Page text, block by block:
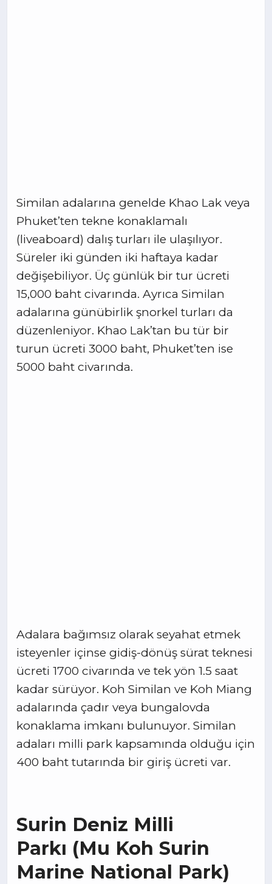
Similan adalarına genelde Khao Lak veya
Phuket’ten tekne konaklamalı
(liveaboard) dalış turları ile ulaşılıyor.
Süreler iki günden iki haftaya kadar
değişebiliyor. Üç günlük bir tur ücreti
15,000 baht civarında. Ayrıca Similan
adalarına günübirlik şnorkel turları da
düzenleniyor. Khao Lak’tan bu tür bir
turun ücreti 3000 baht, Phuket’ten ise
5000 baht civarında.
Adalara bağımsız olarak seyahat etmek
isteyenler içinse gidiş-dönüş sürat teknesi
ücreti 1700 civarında ve tek yön 1.5 saat
kadar sürüyor. Koh Similan ve Koh Miang
adalarında çadır veya bungalovda
konaklama imkanı bulunuyor. Similan
adaları milli park kapsamında olduğu için
400 baht tutarında bir giriş ücreti var.
Surin Deniz Milli
Parkı (Mu Koh Surin
Marine National Park)